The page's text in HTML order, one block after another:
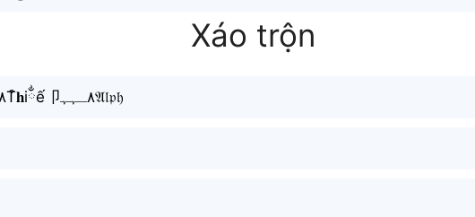
Xáo trộn
🌷̸͙֒͟͞;Cí:͢u٨ـﮩﮩT͒𝐡iྂế卩٨ـﮩﮩ𝔄𝔩𝔭𝔥